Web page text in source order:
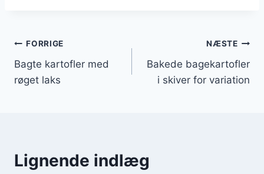
Indlægsnavigation
FORRIGE
Bagte kartofler med
røget laks
NÆSTE
Bakede bagekartofler
i skiver for variation
Lignende indlæg